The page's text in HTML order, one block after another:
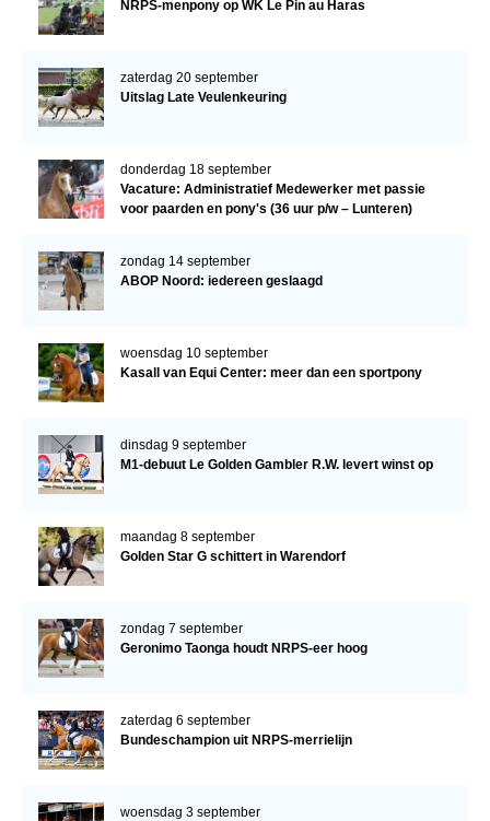
NRPS-menpony op WK Le Pin au Haras
zaterdag 20 september
Uitslag Late Veulenkeuring
donderdag 18 september
Vacature: Administratief Medewerker met passie
voor paarden en pony's (36 uur p/w – Lunteren)
zondag 14 september
ABOP Noord: iedereen geslaagd
woensdag 10 september
Kasall van Equi Center: meer dan een sportpony
dinsdag 9 september
M1-debuut Le Golden Gambler R.W. levert winst op
maandag 8 september
Golden Star G schittert in Warendorf
zondag 7 september
Geronimo Taonga houdt NRPS-eer hoog
zaterdag 6 september
Bundeschampion uit NRPS-merrielijn
woensdag 3 september